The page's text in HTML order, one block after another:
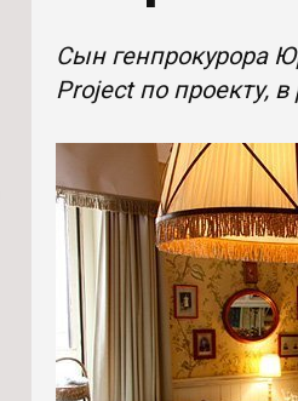
Сын генпрокурора
Project по проекту,